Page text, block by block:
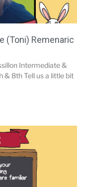
(Toni) Remenaric
Intermediate &
& 8th Tell us a little bit